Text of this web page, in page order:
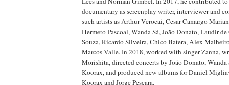
documentary as screenplay writer, interviewer and
such artists as Arthur Verocai, Cesar Camargo
Hermeto Pascoal, Wanda Sá, João Donato, Laudir
Souza, Ricardo Silveira, Chico Batera, Alex
Marcos Valle. In 2018, worked with singer Zanna,
Morishita, directed concerts by João Donato, Wanda
Koorax, and produced new albums for Daniel
Koorax and Jorge Pescara.